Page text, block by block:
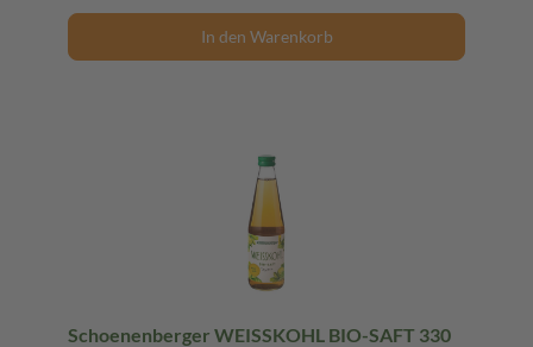
In den Warenkorb
Schoenenberger WEISSKOHL BIO-SAFT 330